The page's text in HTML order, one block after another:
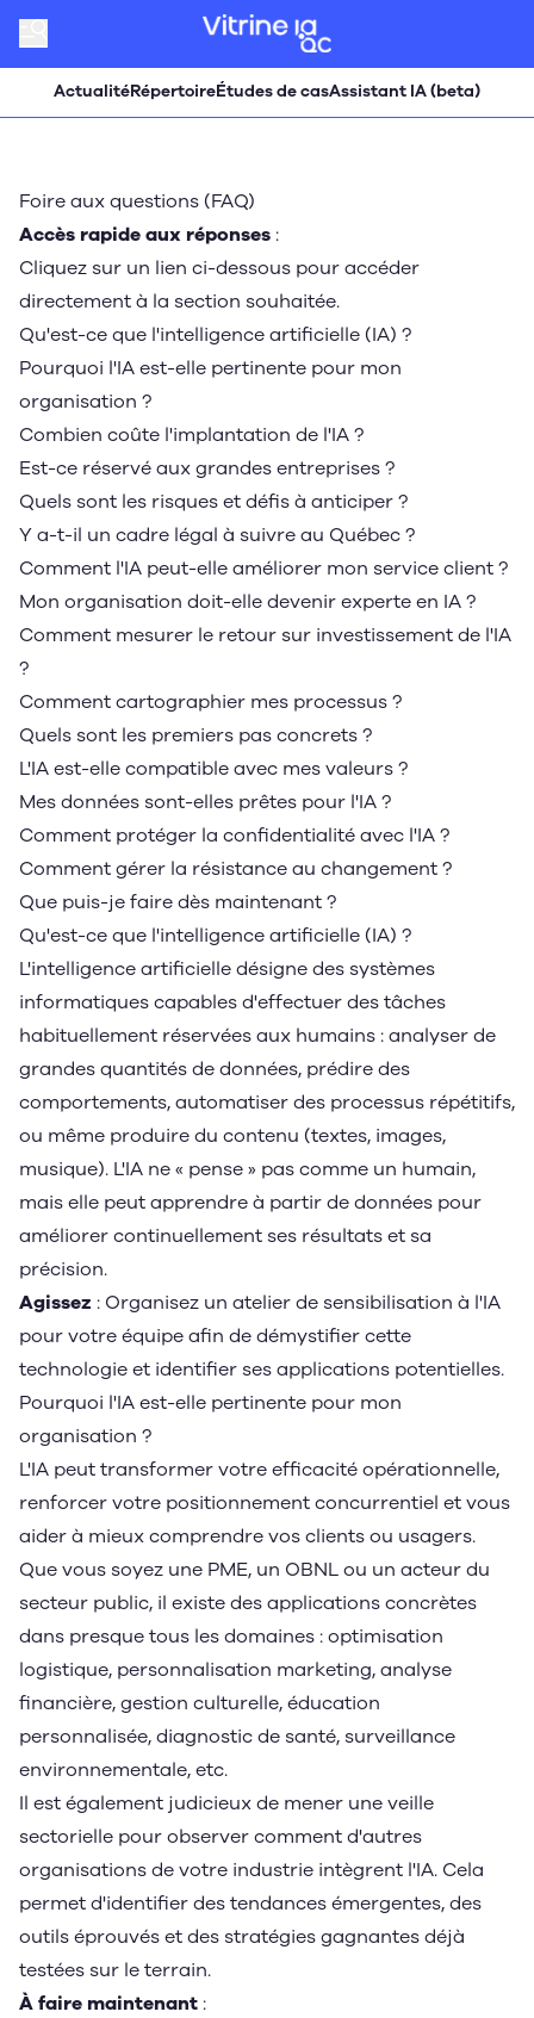
ActualitéRépertoireÉtudes de casAssistant IA (beta)
Foire aux questions (FAQ)
Accès rapide aux réponses :
Cliquez sur un lien ci-dessous pour accéder
directement à la section souhaitée.
Qu'est-ce que l'intelligence artificielle (IA) ?
Pourquoi l'IA est-elle pertinente pour mon
organisation ?
Combien coûte l'implantation de l'IA ?
Est-ce réservé aux grandes entreprises ?
Quels sont les risques et défis à anticiper ?
Y a-t-il un cadre légal à suivre au Québec ?
Comment l'IA peut-elle améliorer mon service client ?
Mon organisation doit-elle devenir experte en IA ?
Comment mesurer le retour sur investissement de l'IA
?
Comment cartographier mes processus ?
Quels sont les premiers pas concrets ?
L'IA est-elle compatible avec mes valeurs ?
Mes données sont-elles prêtes pour l'IA ?
Comment protéger la confidentialité avec l'IA ?
Comment gérer la résistance au changement ?
Que puis-je faire dès maintenant ?
Qu'est-ce que l'intelligence artificielle (IA) ?
L'intelligence artificielle désigne des systèmes
informatiques capables d'effectuer des tâches
habituellement réservées aux humains : analyser de
grandes quantités de données, prédire des
comportements, automatiser des processus répétitifs,
ou même produire du contenu (textes, images,
musique). L'IA ne « pense » pas comme un humain,
mais elle peut apprendre à partir de données pour
améliorer continuellement ses résultats et sa
précision.
Agissez : Organisez un atelier de sensibilisation à l'IA
pour votre équipe afin de démystifier cette
technologie et identifier ses applications potentielles.
Pourquoi l'IA est-elle pertinente pour mon
organisation ?
L'IA peut transformer votre efficacité opérationnelle,
renforcer votre positionnement concurrentiel et vous
aider à mieux comprendre vos clients ou usagers.
Que vous soyez une PME, un OBNL ou un acteur du
secteur public, il existe des applications concrètes
dans presque tous les domaines : optimisation
logistique, personnalisation marketing, analyse
financière, gestion culturelle, éducation
personnalisée, diagnostic de santé, surveillance
environnementale, etc.
Il est également judicieux de mener une veille
sectorielle pour observer comment d'autres
organisations de votre industrie intègrent l'IA. Cela
permet d'identifier des tendances émergentes, des
outils éprouvés et des stratégies gagnantes déjà
testées sur le terrain.
À faire maintenant :